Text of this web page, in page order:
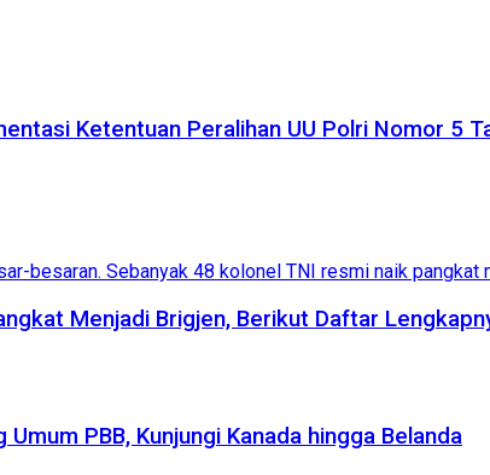
Ketentuan Peralihan UU Polri Nomor 5
Menjadi Brigjen, Berikut Daftar
PBB, Kunjungi Kanada hingga Belanda